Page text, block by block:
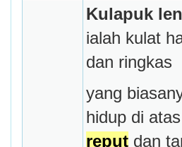
Kulapuk
ialah kulat
dan ringkas
yang
hidup di
reput dan